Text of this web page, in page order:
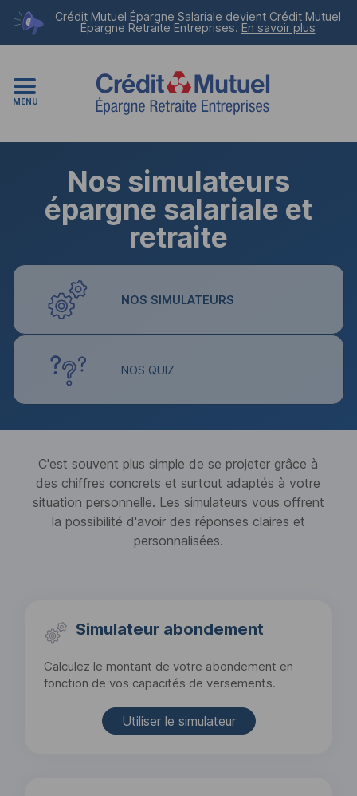
Crédit Mutuel Épargne Salariale devient Crédit Mutuel
Épargne Retraite Entreprises. En savoir plus
MENU
Nos simulateurs
épargne salariale et
retraite
NOS SIMULATEURS
NOS QUIZ
C'est souvent plus simple de se projeter grâce à
des chiffres concrets et surtout adaptés à votre
situation personnelle. Les simulateurs vous offrent
la possibilité d'avoir des réponses claires et
personnalisées.
Simulateur abondement
Calculez le montant de votre abondement en
fonction de vos capacités de versements.
Utiliser le simulateur